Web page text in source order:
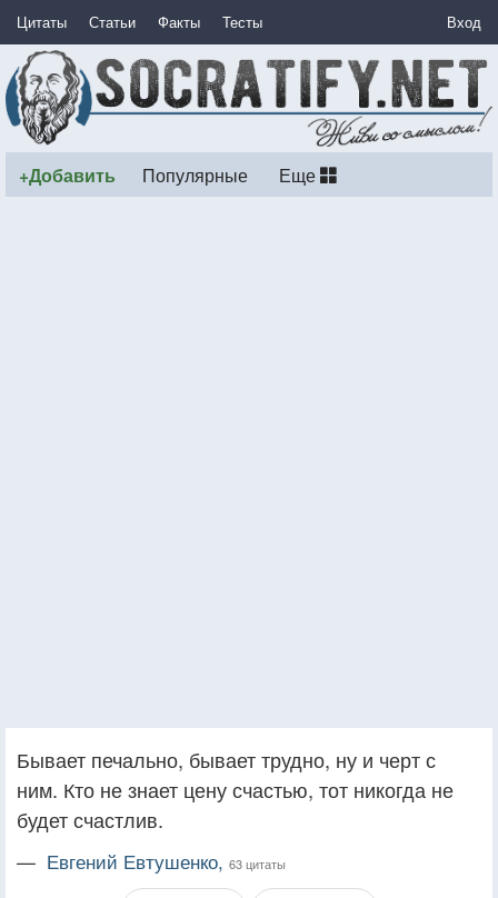
Цитаты Статьи Факты Тесты Вход
+Добавить Популярные Еще
Бывает печально, бывает трудно, ну и черт с
ним. Кто не знает цену счастью, тот никогда не
будет счастлив.
— Евгений Евтушенко, 63 цитаты